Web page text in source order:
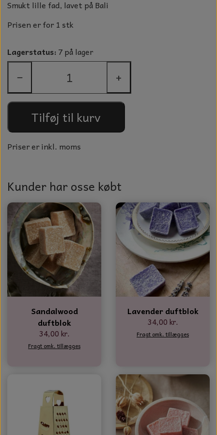
GLAS KUGLER
GLAS KRYSTALLER OG ORNAMENTER
MAD OG HYGGE
DUFT BLOKKE
VINDSPIL
LAMPESKÆRME TIL VINGLAS
HAMAM HÅNDKLÆDER
HAVE PYNT
DUFTLYS
NOTES OG GÆSTEBØGER
CANDLE HOUSES
GLAS DECOR
DUFTBLOKKE OG TILBEHØR
KERAMIK BLOMSTER
Smukt lille fad, lavet på Bali
Prisen er for 1 stk
Lagerstatus: 7 på lager
− +
Tilføj til kurv
Priser er inkl. moms
Kunder har osse købt
Sandalwood
duftblok
34,00 kr.
Fragt omk. tillægges
Lavender duftblok
34,00 kr.
Fragt omk. tillægges